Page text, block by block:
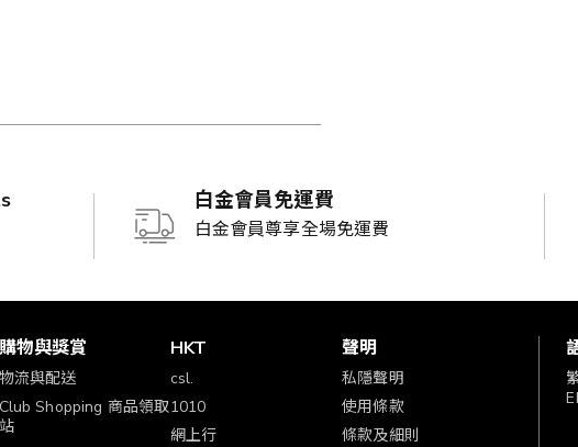
白金會員免運費
白金會員尊享全場免運費
購物與獎賞
物流與配送
Club Shopping 商品領取
站
HKT
csl.
1010
網上行
聲明
私隱聲明
使用條款
條款及細則